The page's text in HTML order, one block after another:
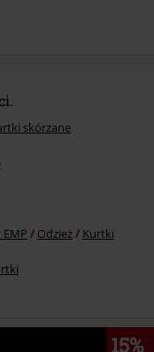
skórzane
Odzież Kurtki
15%